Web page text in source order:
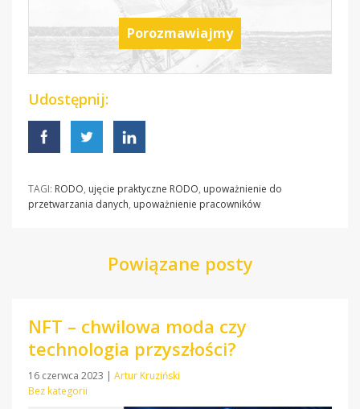
Porozmawiajmy
Udostępnij:
TAGI: RODO, ujęcie praktyczne RODO, upoważnienie do
przetwarzania danych, upoważnienie pracowników
Powiązane posty
NFT – chwilowa moda czy
technologia przyszłości?
16 czerwca 2023 | Artur Kruziński
Bez kategorii